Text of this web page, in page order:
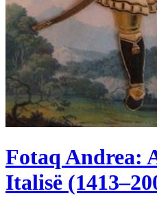
Fotaq Andrea:
Italisë